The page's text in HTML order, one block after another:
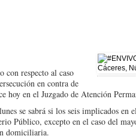
con respecto al caso
en contra de
hoy en el Juzgado de Atención
se sabrá si los seis implicados en
Público, excepto en el caso del
domiciliaria.